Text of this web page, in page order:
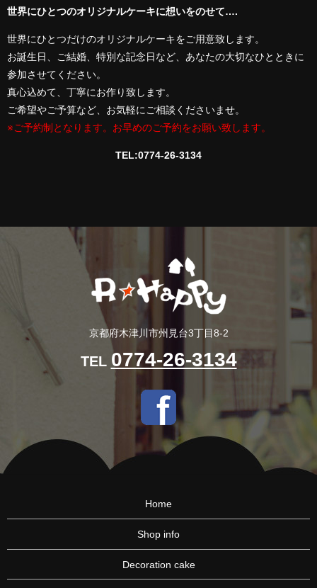
世界にひとつのオリジナルケーキに想いをのせて….
世界にひとつだけのオリジナルケーキをご用意致します。
お誕生日、ご結婚、特別な記念日など、あなたの大切なひとときに
参加させてください。
真心込めて、丁寧にお作り致します。
ご希望やご予算など、お気軽にご相談くださいませ。
※ご予約制となります。お早めのご予約をお願い致します。
TEL:0774-26-3134
京都府木津川市州見台3丁目8-2
TEL 0774-26-3134
Home
Shop info
Decoration cake